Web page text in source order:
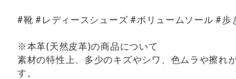
#靴 #レディースシューズ #ボリュームソール #歩
※本革(天然皮革)の商品について
素材の特性上、多少のキズやシワ、色ムラや擦れ
す。